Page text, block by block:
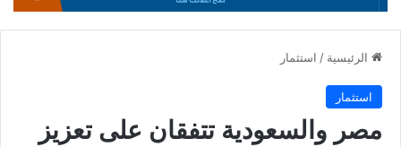
الرئيسية / استثمار
استثمار
مصر والسعودية تتفقان على تعزيز